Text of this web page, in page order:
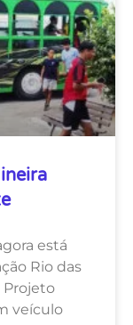
está
Rio das
Projeto
veículo